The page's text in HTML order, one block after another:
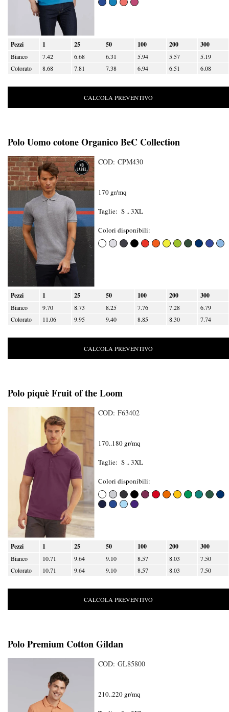
Pezzi 1 25 50 100 200 300
Bianco 7.42 6.68 6.31 5.94 5.57
5.19
Colorato
8.68 7.81 7.38 6.94 6.51 6.08
CALCOLA PREVENTIVO
Polo Uomo cotone Organico BeC Collection
COD: CPM430
170 gr/mq
Taglie: S .. 3XL
Colori disponibili:
Pezzi 1 25 50 100 200 300
Bianco 9.70 8.73 8.25 7.76 7.28
6.79
Colorato
11.06 9.95 9.40 8.85 8.30 7.74
CALCOLA PREVENTIVO
Polo piquè Fruit of the Loom
COD: F63402
170..180 gr/mq
Taglie: S .. 3XL
Colori disponibili:
Pezzi 1 25 50 100 200 300
Bianco 10.71 9.64 9.10 8.57 8.03
7.50
Colorato
10.71 9.64 9.10 8.57 8.03 7.50
CALCOLA PREVENTIVO
Polo Premium Cotton Gildan
COD: GL85800
210..220 gr/mq